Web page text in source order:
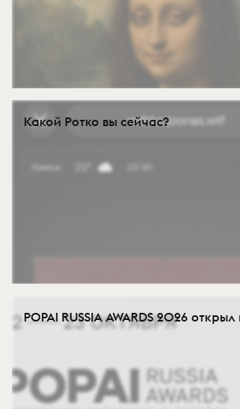
Какой Ротко вы сейчас?
POPAI RUSSIA AWARDS 2026